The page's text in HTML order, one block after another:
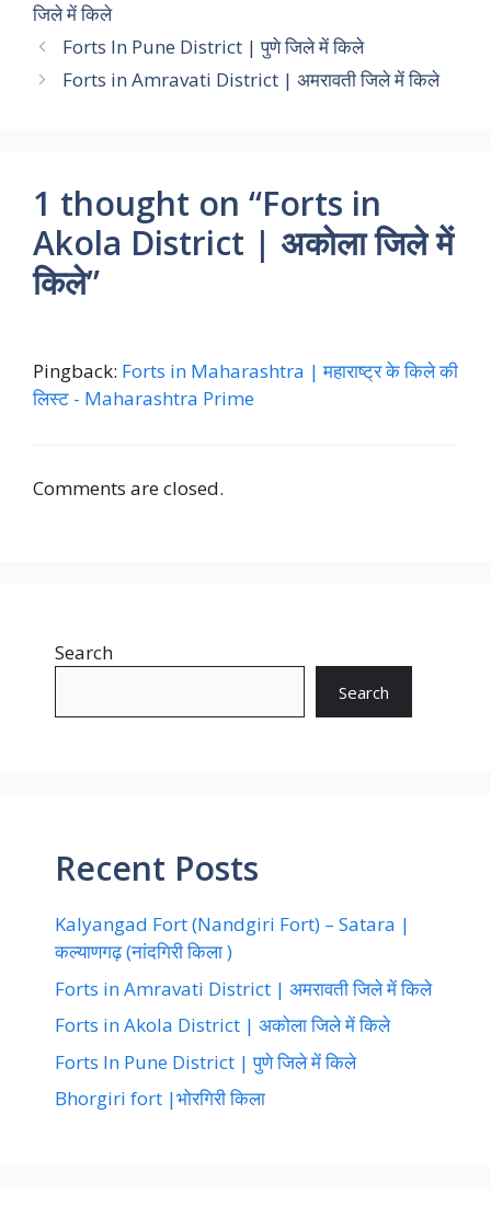
जिले में किले
Forts In Pune District | पुणे जिले में किले
Forts in Amravati District | अमरावती जिले में किले
1 thought on “Forts in
Akola District | अकोला जिले में
किले”
Pingback: Forts in Maharashtra | महाराष्ट्र के किले की
लिस्ट - Maharashtra Prime
Comments are closed.
Search
Search
Recent Posts
Kalyangad Fort (Nandgiri Fort) – Satara |
कल्याणगढ़ (नांदगिरी किला )
Forts in Amravati District | अमरावती जिले में किले
Forts in Akola District | अकोला जिले में किले
Forts In Pune District | पुणे जिले में किले
Bhorgiri fort |भोरगिरी किला